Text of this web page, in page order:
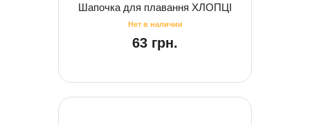
Шапочка для плавання ХЛОПЦІ
63 грн.